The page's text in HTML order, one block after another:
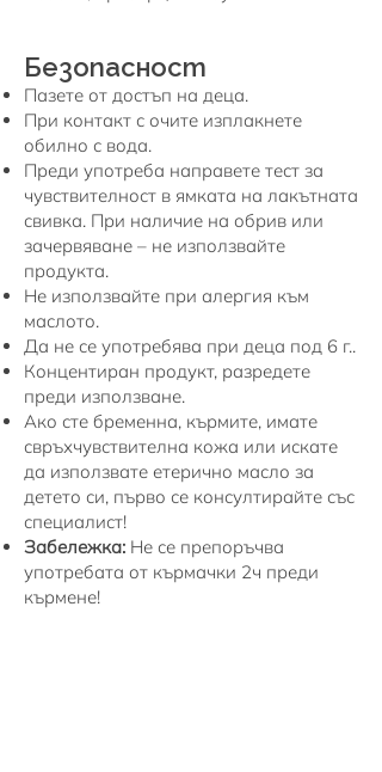
Безопасност
Пазете от достъп на деца.
При контакт с очите изплакнете
обилно с вода.
Преди употреба направете тест за
чувствителност в ямката на лакътната
свивка. При наличие на обрив или
зачервяване – не използвайте
продукта.
Не използвайте при алергия към
маслото.
Да не се употребява при деца под 6 г..
Концентиран продукт, разредете
преди използване.
Ако сте бременна, кърмите, имате
свръхчувствителна кожа или искате
да използвате етерично масло за
детето си, първо се консултирайте със
специалист!
Забележка: Не се препоръчва
употребата от кърмачки 2ч преди
кърмене!